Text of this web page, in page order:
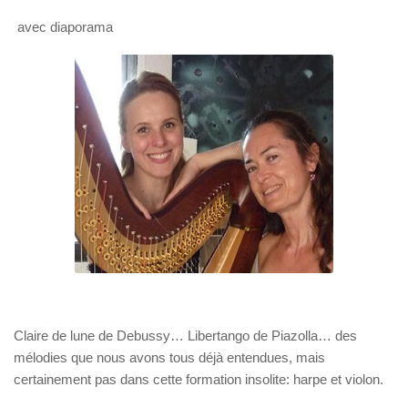
avec diaporama
Claire de lune de Debussy… Libertango de Piazolla… des
mélodies que nous avons tous déjà entendues, mais
certainement pas dans cette formation insolite: harpe et violon.